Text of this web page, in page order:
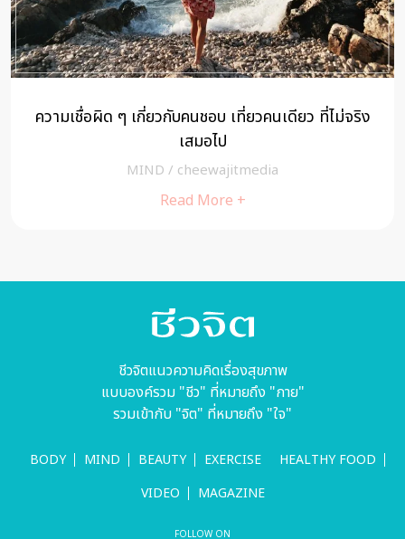
เชื่อผิด ๆ เกี่ยวกับคนชอบ เที่ยวคนเดียว ที่ไม่จริง
cheewajitmedia
Read More +
งาน
ชีวจิตแนวความคิดเรื่องสุขภาพ
แบบองค์รวม "ชีว" ที่หมายถึง "กาย"
รวมเข้ากับ "จิต" ที่หมายถึง "ใจ"
BODY MIND BEAUTY EXERCISE
HEALTHY FOOD
VIDEO
MAGAZINE
FOLLOW ON